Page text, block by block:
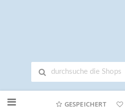
Online-
GESPEICHERT